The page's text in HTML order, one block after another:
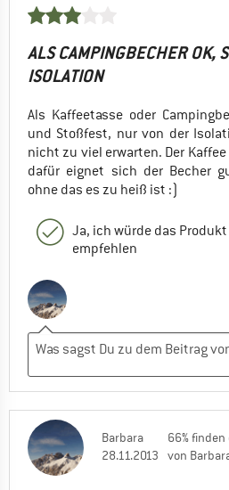
ALS CAMPINGBECHER OK,
ISOLATION
Als Kaffeetasse oder
und Stoßfest, nur von der
nicht zu viel erwarten. Der
dafür eignet sich der Becher
ohne das es zu heiß ist :)
Ja, ich würde das
empfehlen
Barbara
28.11.2013
66%
von